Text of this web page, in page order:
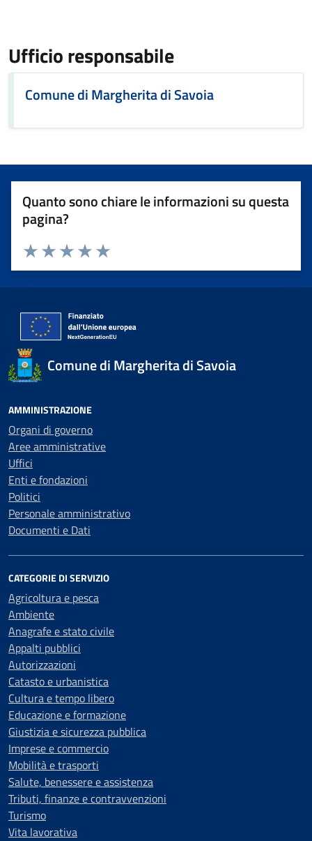
Ufficio responsabile
Comune di Margherita di Savoia
Quanto sono chiare le informazioni su questa
pagina?
Valuta 5 stelle su 5
Valuta 4 stelle su 5
Valuta 3 stelle su 5
Valuta 2 stelle su 5
Valuta 1 stelle su 5
Comune di Margherita di Savoia
AMMINISTRAZIONE
Organi di governo
Aree amministrative
Uffici
Enti e fondazioni
Politici
Personale amministrativo
Documenti e Dati
CATEGORIE DI SERVIZIO
Agricoltura e pesca
Ambiente
Anagrafe e stato civile
Appalti pubblici
Autorizzazioni
Catasto e urbanistica
Cultura e tempo libero
Educazione e formazione
Giustizia e sicurezza pubblica
Imprese e commercio
Mobilità e trasporti
Salute, benessere e assistenza
Tributi, finanze e contravvenzioni
Turismo
Vita lavorativa